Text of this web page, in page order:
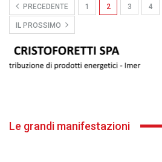
PRECEDENTE 1 2 3 4
IL PROSSIMO
Le grandi manifestazioni